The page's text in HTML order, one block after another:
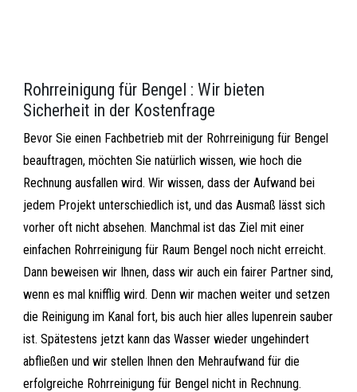
Rohrreinigung für Bengel : Wir bieten
Sicherheit in der Kostenfrage
Bevor Sie einen Fachbetrieb mit der Rohrreinigung für Bengel
beauftragen, möchten Sie natürlich wissen, wie hoch die
Rechnung ausfallen wird. Wir wissen, dass der Aufwand bei
jedem Projekt unterschiedlich ist, und das Ausmaß lässt sich
vorher oft nicht absehen. Manchmal ist das Ziel mit einer
einfachen Rohrreinigung für Raum Bengel noch nicht erreicht.
Dann beweisen wir Ihnen, dass wir auch ein fairer Partner sind,
wenn es mal knifflig wird. Denn wir machen weiter und setzen
die Reinigung im Kanal fort, bis auch hier alles lupenrein sauber
ist. Spätestens jetzt kann das Wasser wieder ungehindert
abfließen und wir stellen Ihnen den Mehraufwand für die
erfolgreiche Rohrreinigung für Bengel nicht in Rechnung.